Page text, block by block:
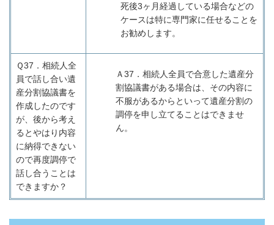
死後3ヶ月経過している場合などの
ケースは特に専門家に任せることを
お勧めします。
Ｑ37． 相続人全
員で話し合い遺
産分割協議書を
作成したのです
が、後から考え
るとやはり内容
に納得できない
ので再度調停で
話し合うことは
できますか？
Ａ37 ．相続人全員で合意した遺産分
割協議書がある場合は、その内容に
不服があるからといって遺産分割の
調停を申し立てることはできませ
ん。